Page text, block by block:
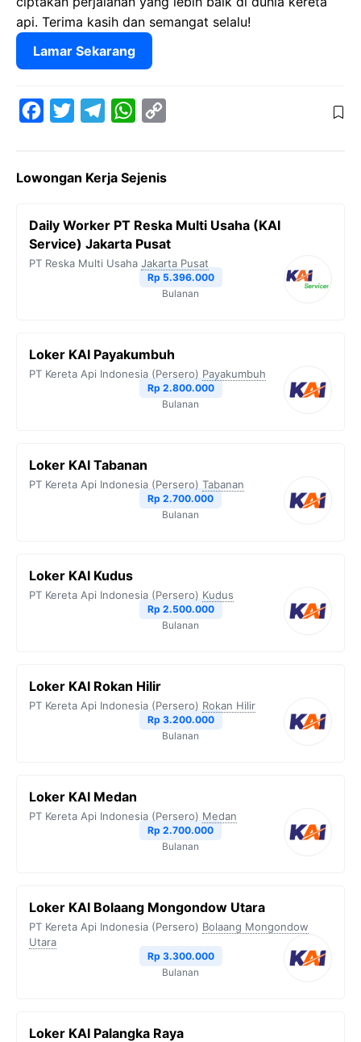
api. Terima kasih dan semangat selalu!
Lamar Sekarang
e
o
o
t
e
r
e
r
a
W
t
A
y
i
n
k
Lowongan Kerja Sejenis
Daily Worker PT Reska Multi Usaha (KAI
Service) Jakarta Pusat
PT Reska Multi Usaha Jakarta Pusat
Rp 5.396.000
Bulanan
Loker KAI Payakumbuh
PT Kereta Api Indonesia (Persero) Payakumbuh
Rp 2.800.000
Bulanan
Loker KAI Tabanan
PT Kereta Api Indonesia (Persero) Tabanan
Rp 2.700.000
Bulanan
Loker KAI Kudus
PT Kereta Api Indonesia (Persero) Kudus
Rp 2.500.000
Bulanan
Loker KAI Rokan Hilir
PT Kereta Api Indonesia (Persero) Rokan Hilir
Rp 3.200.000
Bulanan
Loker KAI Medan
PT Kereta Api Indonesia (Persero) Medan
Rp 2.700.000
Bulanan
Loker KAI Bolaang Mongondow Utara
PT Kereta Api Indonesia (Persero) Bolaang Mongondow
Utara
Rp 3.300.000
Bulanan
Loker KAI Palangka Raya